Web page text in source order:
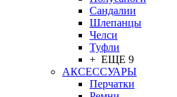
Сандалии
Шлепанцы
Челси
Туфли
+ ЕЩЕ 9
АКСЕССУАРЫ
Перчатки